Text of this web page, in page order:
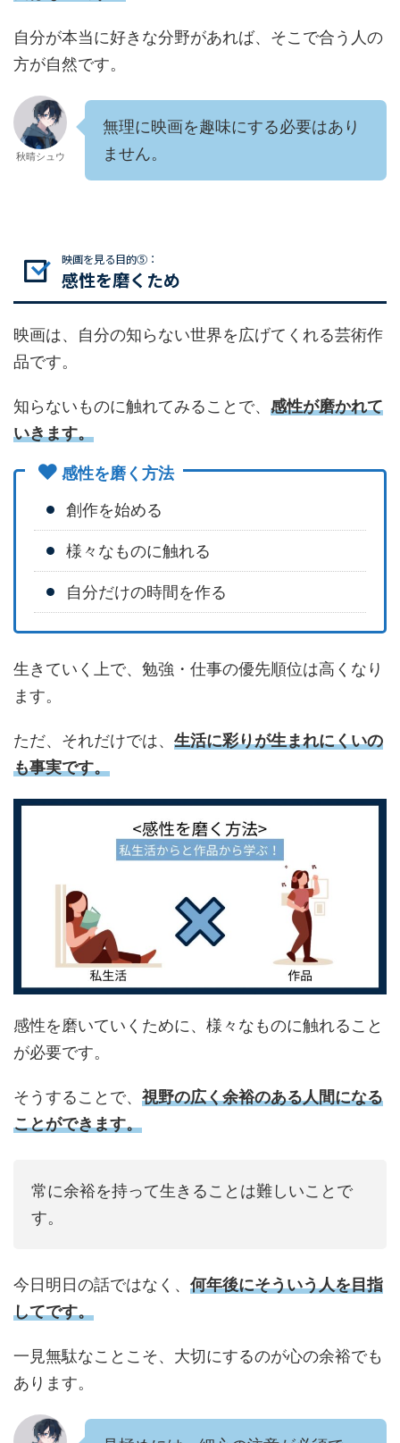
自分が本当に好きな分野があれば、そこで合う人の
方が自然です。
秋晴シュウ
無理に映画を趣味にする必要はあり
ません。
映画を見る目的⑤：
感性を磨くため
映画は、自分の知らない世界を広げてくれる芸術作
品です。
知らないものに触れてみることで、 感性が磨かれて
いきます。
感性を磨く方法
創作を始める
様々なものに触れる
自分だけの時間を作る
生きていく上で、勉強・仕事の優先順位は高くなり
ます。
ただ、それだけでは、 生活に彩りが生まれにくいの
も事実です。
感性を磨いていくために、様々なものに触れること
が必要です。
そうすることで、 視野の広く余裕のある人間になる
ことができます。
常に余裕を持って生きることは難しいことで
す。
今日明日の話ではなく、 何年後にそういう人を目指
してです。
一見無駄なことこそ、大切にするのが心の余裕でも
あります。